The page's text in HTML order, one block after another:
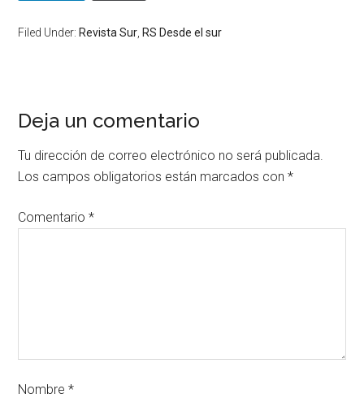
Filed Under: Revista Sur RS Desde el sur
Deja un comentario
Tu dirección de correo electrónico no será publicada.
Los campos obligatorios están marcados con*
Comentario*
Nombre*